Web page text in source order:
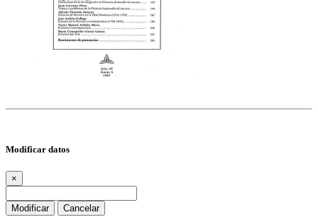
Modificar datos
×
Modificar Cancelar